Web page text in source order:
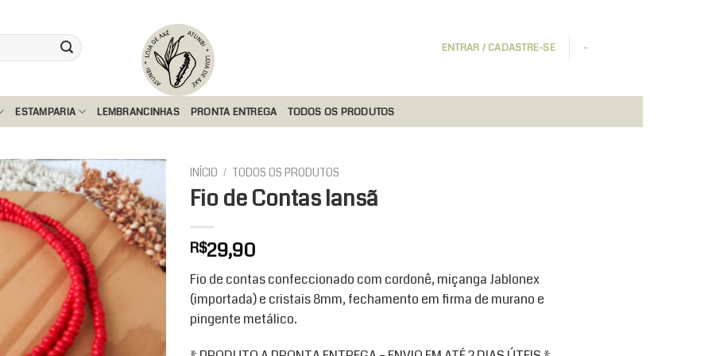
ENTRAR / CADASTRE-SE -
ESTAMPARIA LEMBRANCINHAS PRONTA ENTREGA TODOS OS PRODUTOS
Add to
wishlist
INÍCIO / TODOS OS PRODUTOS
Fio de Contas Iansã
R$29,90
Fio de contas confeccionado com cordonê, miçanga Jablonex
(importada) e cristais 8mm, fechamento em firma de murano e
pingente metálico.